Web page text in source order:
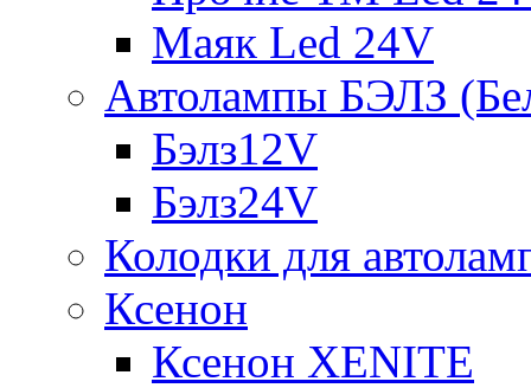
Маяк Led 24V
Автолампы БЭЛЗ
Бэлз12V
Бэлз24V
Колодки для
Ксенон
Ксенон XENITE